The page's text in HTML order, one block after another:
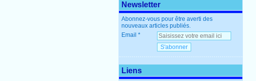
Newsletter
Abonnez-vous pour être averti des
nouveaux articles publiés.
Email
Liens